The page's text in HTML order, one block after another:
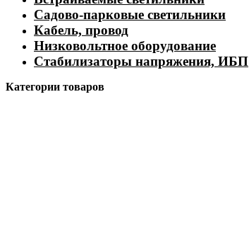
Садово-парковые светильники
Кабель, провод
Низковольтное оборудование
Стабилизаторы напряжения, ИБП
Категории товаров